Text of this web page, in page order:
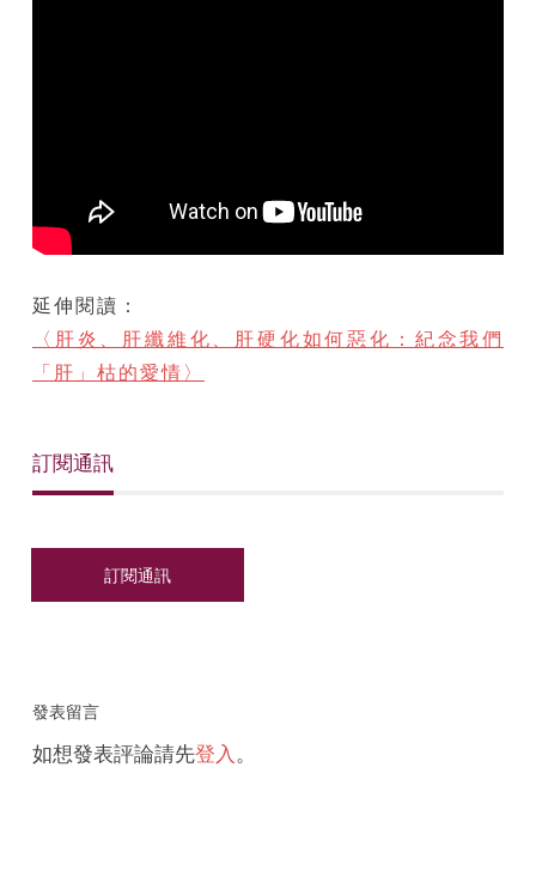
延伸閱讀：
〈肝炎、肝纖維化、肝硬化如何惡化：紀念我們
「肝」枯的愛情〉
訂閱通訊
發表留言
如想發表評論請先登入 。